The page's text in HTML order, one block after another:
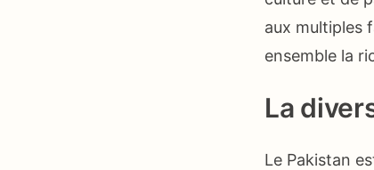
aux multiples
ensemble la
La
Le Pakistan